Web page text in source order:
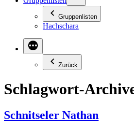
Gruppenlisten
Hachschara
Zurück
Schlagwort-
Schnitseler Nathan